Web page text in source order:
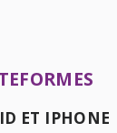
ET IPHONE